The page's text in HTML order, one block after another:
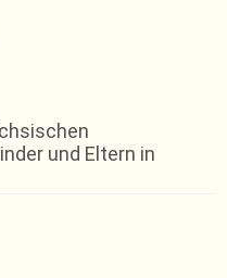
und Eltern in